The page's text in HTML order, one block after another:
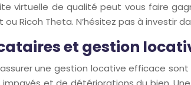
virtuelle de qualité peut vous faire
Ricoh Theta. N’hésitez pas à investir
et gestion
une gestion locative efficace